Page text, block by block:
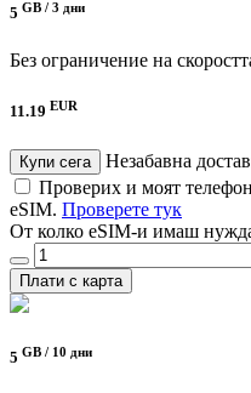
5 GB / 3 дни
Без ограничение на
11.19 EUR
Купи сега
Незабавна
Проверих и моят
eSIM. Проверете тук
От колко eSIM-и имаш
Плати с карта
5 GB / 10 дни